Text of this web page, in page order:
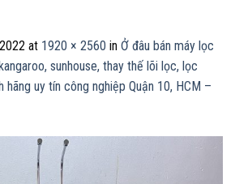
at 1920 × 2560 in Ở đâu bán máy lọc
sunhouse, thay thế lõi lọc, lọc
hãng uy tín công nghiệp Quận 10, HCM –